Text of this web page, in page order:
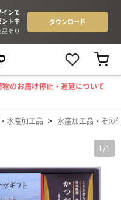
物のお届け停止・遅延について
水産加工品 > 水産加工品・その
1 /1